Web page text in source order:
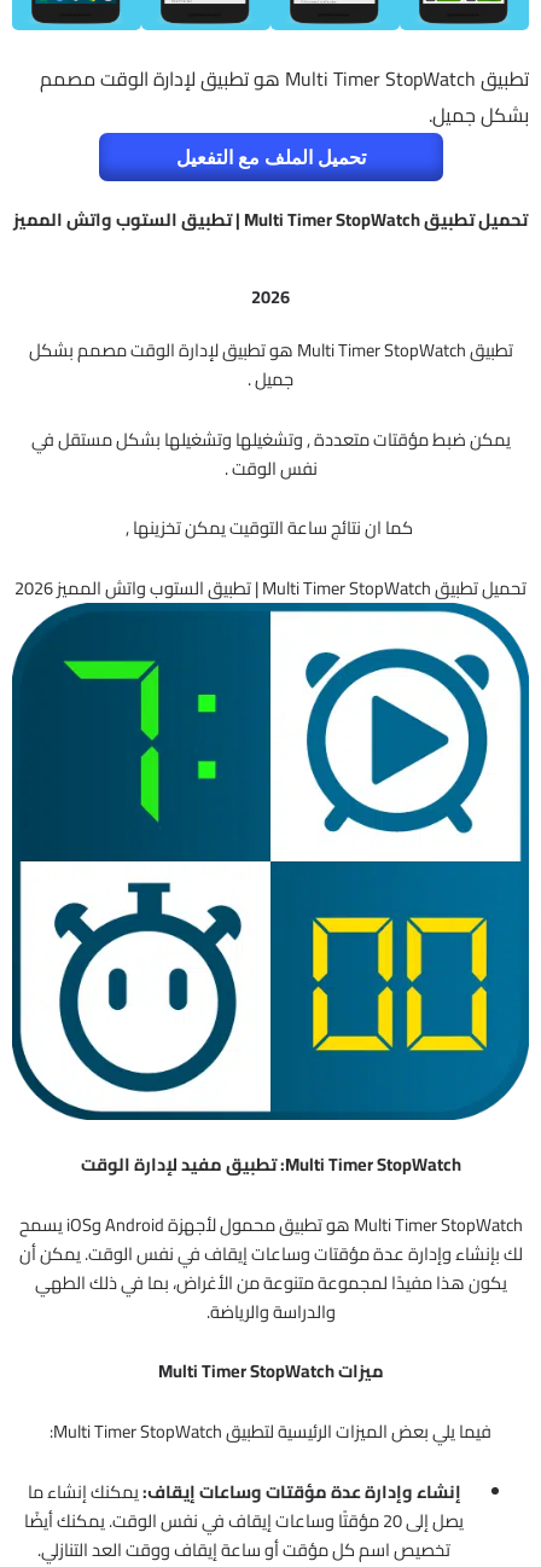
تطبيق Multi Timer StopWatch هو تطبيق لإدارة الوقت مصمم
بشكل جميل.
تحميل الملف مع التفعيل
تحميل تطبيق Multi Timer StopWatch | تطبيق الستوب واتش المميز
2026
تطبيق Multi Timer StopWatch هو
تطبيق لإدارة الوقت مصمم بشكل
جميل .
يمكن ضبط مؤقتات متعددة , وتشغيلها وتشغيلها بشكل مستقل في
نفس الوقت .
كما ان نتائج ساعة التوقيت يمكن تخزينها ,
تحميل تطبيق Multi Timer StopWatch | تطبيق الستوب واتش المميز 2026
Multi Timer StopWatch: تطبيق مفيد لإدارة الوقت
Multi Timer StopWatch هو تطبيق محمول لأجهزة Android وiOS يسمح
لك بإنشاء وإدارة عدة مؤقتات وساعات إيقاف في نفس الوقت. يمكن أن
يكون هذا مفيدًا لمجموعة متنوعة من الأغراض، بما في ذلك الطهي
والدراسة والرياضة.
ميزات Multi Timer StopWatch
فيما يلي بعض الميزات الرئيسية لتطبيق Multi Timer StopWatch:
إنشاء وإدارة عدة مؤقتات وساعات إيقاف:يمكنك إنشاء ما
يصل إلى 20 مؤقتًا وساعات إيقاف في نفس الوقت. يمكنك أيضًا
تخصيص اسم كل مؤقت أو ساعة إيقاف ووقت العد التنازلي.